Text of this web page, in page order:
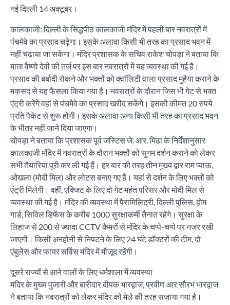
नई दिल्ली 14 अक्टूबर।
कालकाजी: दिल्ली के सिद्धपीठ कालकाजी मंदिर में पहली बार नवरात्रों में
पंचमेवे का प्रसाद चढ़ेगा। इसके अलावा किसी भी तरह का प्रसाद भवन में
नहीं चढ़ाया जा सकेगा। मंदिर प्रशासक के सचिव राकेश चोपड़ा ने बताया कि
माता वैष्णो देवी की तर्ज पर इस बार नवरात्रों में यह व्यवस्था की गई है।
प्रसाद की बर्बादी रोकने और भक्तों को क्वॉलिटी वाला प्रसाद मुहैया कराने के
मकसद से यह फैसला किया गया है। नवरात्रों के दौरान जिस भी गेट से भक्त
एंट्री करेंगे वहां से पंचमेवे का प्रसाद खरीद सकेंगे। इसकी कीमत 20 रुपये
प्रति पैकेट से शुरू होगी। इसके अलावा अन्य किसी भी तरह का प्रसाद भवन
के भीतर नहीं जाने दिया जाएगा।
चोपड़ा ने बताया कि प्रशासक पूर्व जस्टिस जे. आर. मिढा के निर्देशानुसार
कालकाजी मंदिर में नवरात्रों के दौरान भक्तों को सुगम दर्शन कराने को लेकर
सभी तैयारियां पूरी कर ली गई हैं। हर बार की तरह तीन मुख्य द्वार राम प्याऊ,
ओखला (मोदी मिल) और लोटस बनाए गए हैं। यहां से दर्शन के लिए भक्तों को
एंट्री मिलेगी। वहीं, एक्जिट के लिए दो गेट महंत परिसर और मोदी मिल से
व्यवस्था की गई है। मंदिर की व्यवस्था में पैरामिलिट्री, दिल्ली पुलिस, होम
गार्ड, सिविल डिफेंस के करीब 1000 सुरक्षाकर्मी तैनात रहेंगे। सुरक्षा के
लिहाज से 200 से ज्यादा CCTV कैमरों से मंदिर के चप्पे-चप्पे पर नजर रखी
जाएगी। किसी अनहोनी से निपटने के लिए 24 घंटे डॉक्टरों की टीम, दो
एंबुलेंस और फायर सर्विस मंदिर में मौजूद रहेंगी।
दूसरे राज्यों से आने वालों के लिए धर्मशाला में व्यवस्था
मंदिर के मुख्य पुजारी और बारीदार दीपक भारद्वाज, प्रवीण आर सौरभ भारद्वाज
ने बताया कि नवरात्रों को लेकर मंदिर को मेले की तरह सजाया गया है।